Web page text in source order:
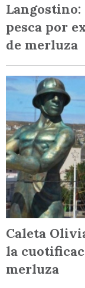
pesca por
de merluza
Caleta
la
merluza